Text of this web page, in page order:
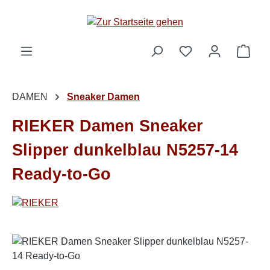
Zum Hauptinhalt springen
DAMEN Sneaker Damen
RIEKER Damen Sneaker
Slipper dunkelblau N5257-14
Ready-to-Go
Bildergalerie überspringen